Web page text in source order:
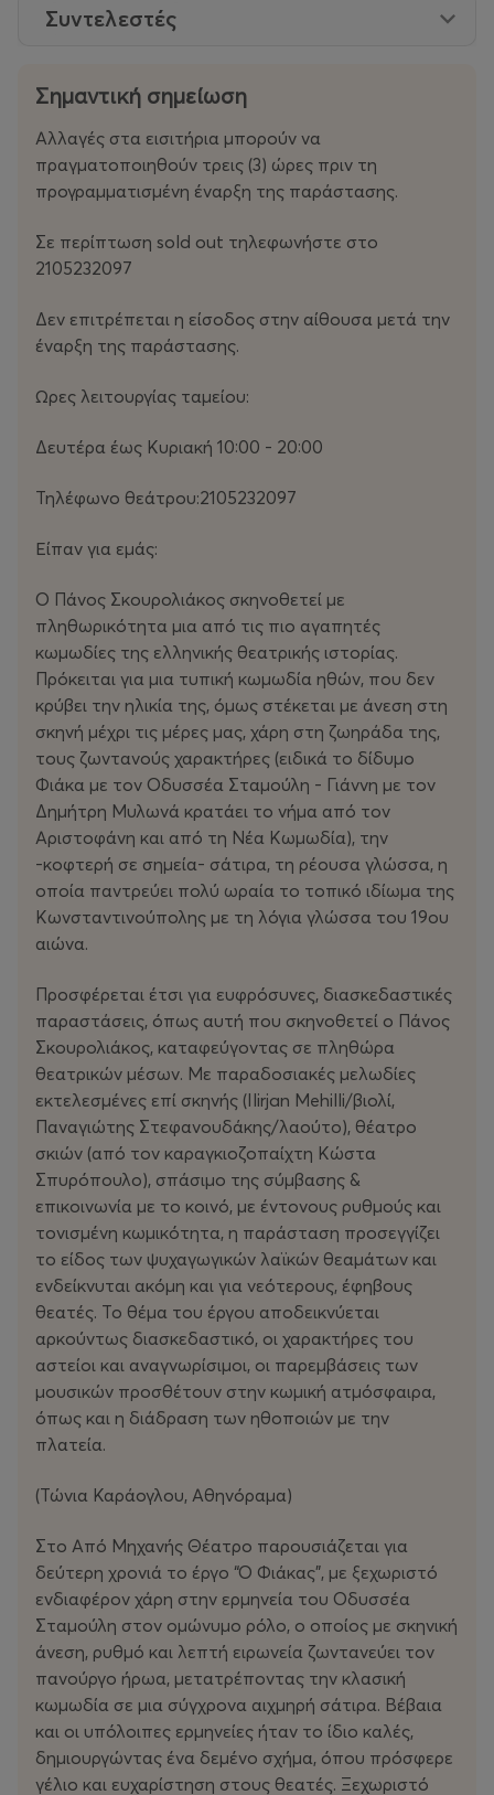
Στην Κωνσταντινούπολη του 1870 ο Χαρίλαος
Πλουτίδης ή Χαράλαμπος Πεταλούδης ή Φιάκας,
απατεώνας καταχρεωμένος και κυνηγημένος από
δανειστές κι εμπόρους, υποδύεται τον γόνο πλούσιας
οικογένειας για να κερδίσει την Ευανθία και να
καρπωθεί την προίκα της. Η Ευανθία συνεπαρμένη από
τα μυθιστορήματα της εποχής και γοητευμένη από
της, πέφτει εύκολα στην παγίδα του. Οι ξεκαρδιστικές
καταστάσεις κορυφώνονται όταν με τον κίνδυνο ότι η
έναν Γερμανό Βαρόνο που βρίσκεται «incognito» στην
σπαρταριστή κωμωδία ηθών γραμμένη σε εξαιρετικά
ενδιαφέρουσα γλώσσα όπου το τοπικό ιδίωμα της
Κωνσταντινούπολης μπλέκεται με τη «λόγια γλώσσα»
του 19ου αιώνα.
Ο συγγραφέας μάς μεταφέρει στα ήθη και τις μόδες της
Πολίτικης κοινωνίας του 1870 και θίγει με σατυρική
διάθεση και καυστικό τρόπο την υπερβολή και την
ξενομανία της εποχής.
«Ο Φιάκας» πρωτοανέβηκε το 1870 στην
Κωνσταντινούπολη κι έκτοτε είναι από τις πιο
σημαντικές κι αγαπητές κωμωδίες του νεοελληνικού
θεάτρου που παρουσιάζεται ανελλιπώς μέχρι σήμερα.
Συντελεστές
Σημαντική σημείωση
Αλλαγές στα εισιτήρια μπορούν να
πραγματοποιηθούν τρεις (3) ώρες πριν τη
προγραμματισμένη έναρξη της παράστασης.
Σε περίπτωση sold out τηλεφωνήστε στο
2105232097
Δεν επιτρέπεται η είσοδος στην αίθουσα μετά την
έναρξη της παράστασης.
Ωρες λειτουργίας ταμείου:
Δευτέρα έως Κυριακή 10:00 - 20:00
Τηλέφωνο θεάτρου:2105232097
Είπαν για εμάς:
Ο Πάνος Σκουρολιάκος σκηνοθετεί με
πληθωρικότητα μια από τις πιο αγαπητές
κωμωδίες της ελληνικής θεατρικής ιστορίας.
Πρόκειται για μια τυπική κωμωδία ηθών, που δεν
κρύβει την ηλικία της, όμως στέκεται με άνεση στη
σκηνή μέχρι τις μέρες μας, χάρη στη ζωηράδα της,
τους ζωντανούς χαρακτήρες (ειδικά το δίδυμο
Φιάκα με τον Οδυσσέα Σταμούλη - Γιάννη με τον
Δημήτρη Μυλωνά κρατάει το νήμα από τον
Αριστοφάνη και από τη Νέα Κωμωδία), την
-κοφτερή σε σημεία- σάτιρα, τη ρέουσα γλώσσα, η
οποία παντρεύει πολύ ωραία το τοπικό ιδίωμα της
Κωνσταντινούπολης με τη λόγια γλώσσα του 19ου
αιώνα.
Προσφέρεται έτσι για ευφρόσυνες, διασκεδαστικές
παραστάσεις, όπως αυτή που σκηνοθετεί ο Πάνος
Σκουρολιάκος, καταφεύγοντας σε πληθώρα
θεατρικών μέσων. Με παραδοσιακές μελωδίες
εκτελεσμένες επί σκηνής (Ilirjan Mehilli/βιολί,
Παναγιώτης Στεφανουδάκης/λαούτο), θέατρο
σκιών (από τον καραγκιοζοπαίχτη Κώστα
Σπυρόπουλο), σπάσιμο της σύμβασης &
επικοινωνία με το κοινό, με έντονους ρυθμούς και
τονισμένη κωμικότητα, η παράσταση προσεγγίζει
το είδος των ψυχαγωγικών λαϊκών θεαμάτων και
ενδείκνυται ακόμη και για νεότερους, έφηβους
θεατές. Το θέμα του έργου αποδεικνύεται
αρκούντως διασκεδαστικό, οι χαρακτήρες του
αστείοι και αναγνωρίσιμοι, οι παρεμβάσεις των
μουσικών προσθέτουν στην κωμική ατμόσφαιρα,
όπως και η διάδραση των ηθοποιών με την
πλατεία.
(Τώνια Καράογλου, Αθηνόραμα)
Στο Από Μηχανής Θέατρο παρουσιάζεται για
δεύτερη χρονιά το έργο “Ο Φιάκας”, με ξεχωριστό
ενδιαφέρον χάρη στην ερμηνεία του Οδυσσέα
Σταμούλη στον ομώνυμο ρόλο, ο οποίος με σκηνική
άνεση, ρυθμό και λεπτή ειρωνεία ζωντανεύει τον
πανούργο ήρωα, μετατρέποντας την κλασική
κωμωδία σε μια σύγχρονα αιχμηρή σάτιρα. Βέβαια
και οι υπόλοιπες ερμηνείες ήταν το ίδιο καλές,
δημιουργώντας ένα δεμένο σχήμα, όπου πρόσφερε
γέλιο και ευχαρίστηση στους θεατές. Ξεχωριστό